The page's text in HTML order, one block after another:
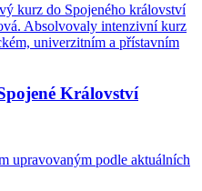
kurz do Spojeného království
Absolvovaly intenzivní kurz
univerzitním a přístavním
Království
upravovaným podle aktuálních